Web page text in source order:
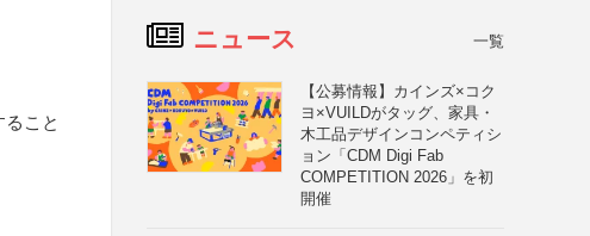
こと
ニュース 一覧
【公募情報】カインズ×コク
ヨ×VUILDがタッグ、家具・
木工品デザインコンペティシ
ョン「CDM Digi Fab
COMPETITION 2026」を初
開催